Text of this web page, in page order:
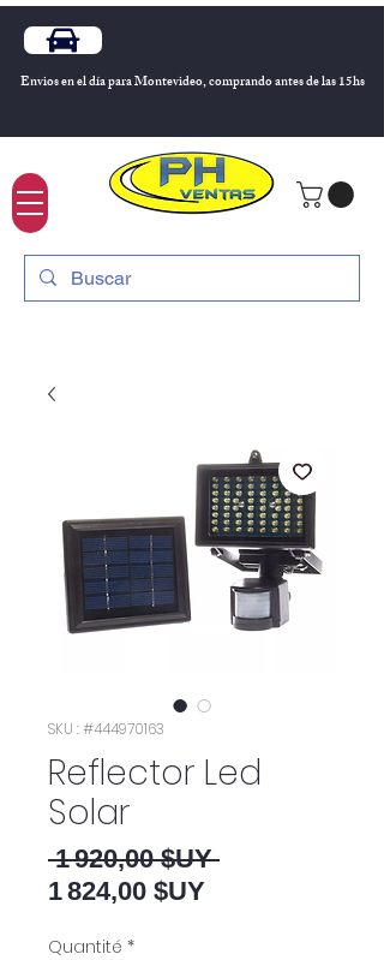
Envios en el día para Montevideo, comprando antes de las 15hs
SKU : #444970163
Reflector Led
Solar
1 920,00 $UY Prix original
1 824,00 $UY
Quantité *